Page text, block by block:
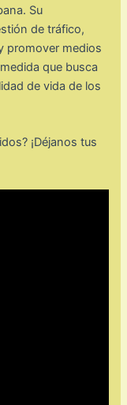
Su
de tráfico,
promover medios
que busca
de vida de los
¡Déjanos tus